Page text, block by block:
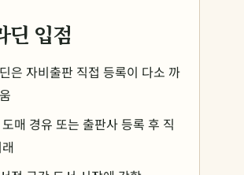
딘 입점
은 자비출판 직접 등록이 다소 까
매 경유 또는 출판사 등록 후 직